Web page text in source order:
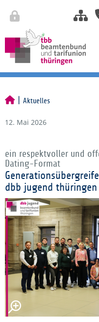
Aktuelles
12. Mai 2026
ein respektvoller und
Dating-Format
dbb jugend thüringen